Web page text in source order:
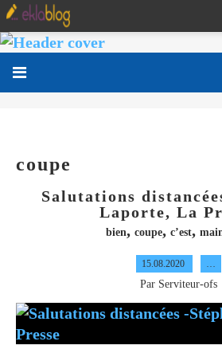
coupe
Salutations
Laporte, La
bien, coupe, c’est,
15.08.2020 …
Par Serviteur-ofs